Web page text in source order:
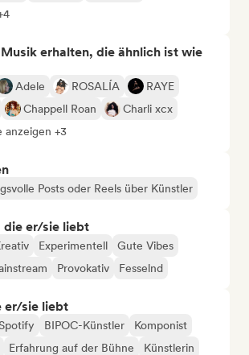
erhalten, die ähnlich ist wie
Adele ROSALÍA
RAYE
Chappell Roan
Charli xcx
anzeigen +3
Posts oder Reels über Künstler
die er/sie liebt
Experimentell
Gute Vibes
Provokativ Fesselnd
er/sie liebt
BIPOC-Künstler
Komponist
Erfahrung auf der Bühne
Künstlerin